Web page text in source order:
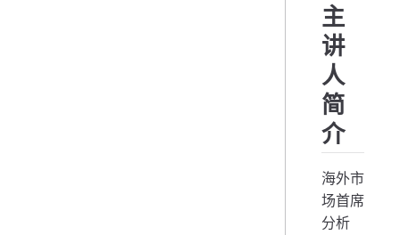
主
讲
人
简
介
海外市
场首席
分析